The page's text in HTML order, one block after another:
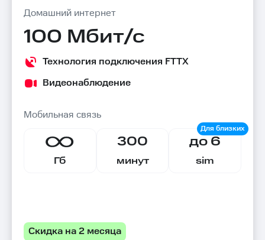
Домашний интернет
100 Мбит/с
Технология подключения FTTX
Видеонаблюдение
Мобильная связь
Гб
300
минут
до 6
sim
Скидка на 2 месяца